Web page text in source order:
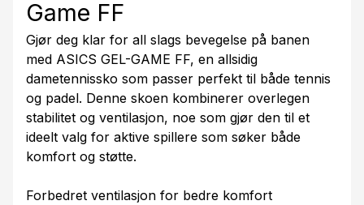
Game FF
Gjør deg klar for all slags bevegelse på banen
med ASICS GEL-GAME FF, en allsidig
dametennissko som passer perfekt til både tennis
og padel. Denne skoen kombinerer overlegen
stabilitet og ventilasjon, noe som gjør den til et
ideelt valg for aktive spillere som søker både
komfort og støtte.
Forbedret ventilasjon for bedre komfort